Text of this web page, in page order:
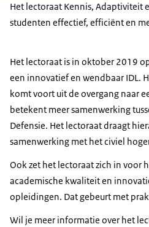
Het lectoraat Kennis, Adaptiviteit
studenten effectief, efficiënt en
Het lectoraat is in oktober 2019
een innovatief en wendbaar IDL.
komt voort uit de overgang naar
betekent meer samenwerking
Defensie. Het lectoraat draagt
samenwerking met het civiel
Ook zet het lectoraat zich in voor
academische kwaliteit en
opleidingen. Dat gebeurt met
Wil je meer informatie over het